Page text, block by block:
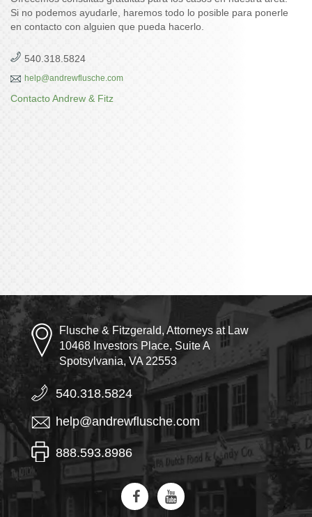
Si no podemos ayudarle, haremos todo lo posible para ponerle
en contacto con alguien que pueda hacerlo.
540.318.5824
help@andrewflusche.com
Contacto Andrew & Fitz
Flusche & Fitzgerald, Attorneys at Law
10468 Investors Place, Suite A
Spotsylvania, VA 22553
540.318.5824
help@andrewflusche.com
888.593.8986